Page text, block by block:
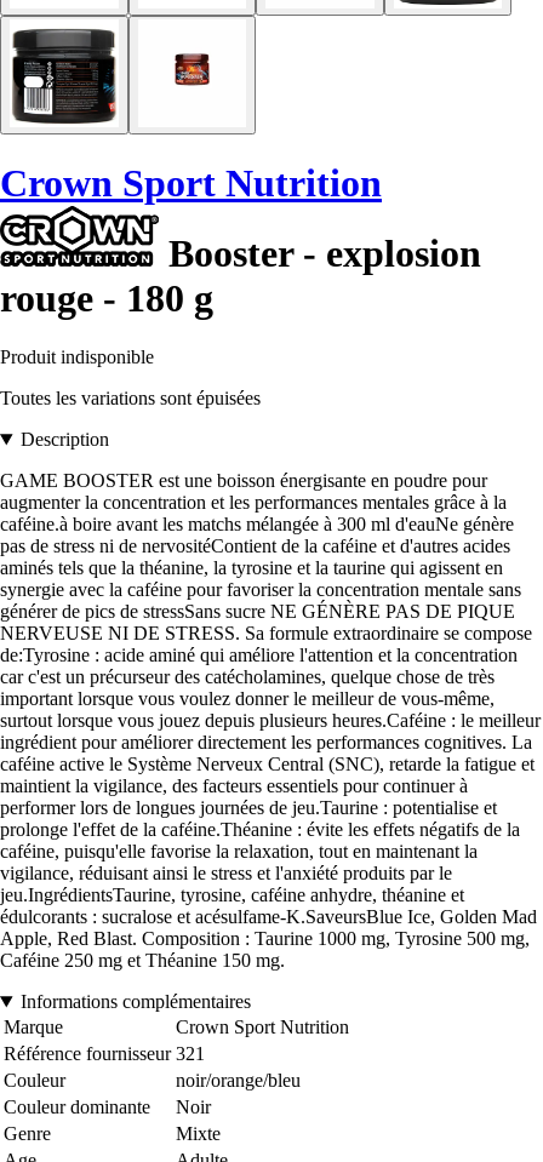
Crown Sport Nutrition
Booster - explosion
rouge - 180 g
Produit indisponible
Toutes les variations sont épuisées
Description
GAME BOOSTER est une boisson énergisante en poudre pour
augmenter la concentration et les performances mentales grâce à la
caféine.à boire avant les matchs mélangée à 300 ml d'eauNe génère
pas de stress ni de nervositéContient de la caféine et d'autres acides
aminés tels que la théanine, la tyrosine et la taurine qui agissent en
synergie avec la caféine pour favoriser la concentration mentale sans
générer de pics de stressSans sucre NE GÉNÈRE PAS DE PIQUE
NERVEUSE NI DE STRESS. Sa formule extraordinaire se compose
de:Tyrosine : acide aminé qui améliore l'attention et la concentration
car c'est un précurseur des catécholamines, quelque chose de très
important lorsque vous voulez donner le meilleur de vous-même,
surtout lorsque vous jouez depuis plusieurs heures.Caféine : le meilleur
ingrédient pour améliorer directement les performances cognitives. La
caféine active le Système Nerveux Central (SNC), retarde la fatigue et
maintient la vigilance, des facteurs essentiels pour continuer à
performer lors de longues journées de jeu.Taurine : potentialise et
prolonge l'effet de la caféine.Théanine : évite les effets négatifs de la
caféine, puisqu'elle favorise la relaxation, tout en maintenant la
vigilance, réduisant ainsi le stress et l'anxiété produits par le
jeu.IngrédientsTaurine, tyrosine, caféine anhydre, théanine et
édulcorants : sucralose et acésulfame-K.SaveursBlue Ice, Golden Mad
Apple, Red Blast. Composition : Taurine 1000 mg, Tyrosine 500 mg,
Caféine 250 mg et Théanine 150 mg.
Informations complémentaires
Marque
Crown Sport Nutrition
Référence fournisseur 321
Couleur
noir/orange/bleu
Couleur dominante
Noir
Genre
Mixte